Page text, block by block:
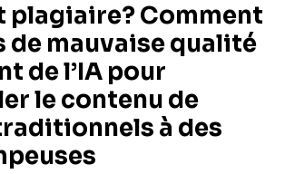
plagiaire? Comment
de mauvaise qualité
de l’IA pour
le contenu de
à des